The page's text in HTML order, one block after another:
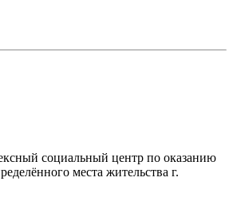
социальный центр по оказанию
места жительства г.